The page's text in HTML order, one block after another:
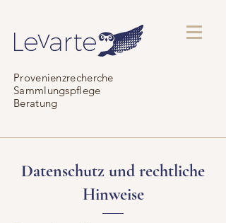
Provenienzrecherche
Sammlungspflege
Beratung
Datenschutz und rechtliche
Hinweise